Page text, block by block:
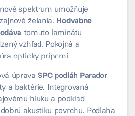
spektrum umožňuje
želania. Hodvábne
tomuto laminátu
vzhľad. Pokojná a
opticky pripomí
úpravaSPC podláh Parador
a baktérie. Integrovaná
hluku a podklad
akustiku povrchu. Podlaha